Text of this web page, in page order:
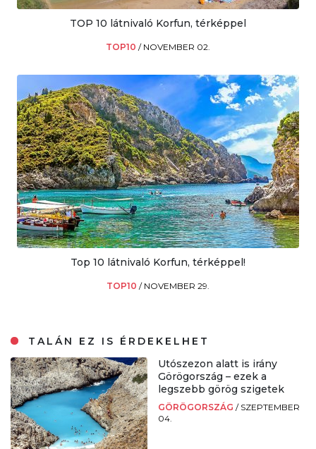
TOP 10 látnivaló Korfun, térképpel
TOP10 / NOVEMBER 02.
Top 10 látnivaló Korfun, térképpel!
TOP10 / NOVEMBER 29.
TALÁN EZ IS ÉRDEKELHET
Utószezon alatt is irány
Görögország – ezek a
legszebb görög szigetek
GÖRÖGORSZÁG / SZEPTEMBER
04.